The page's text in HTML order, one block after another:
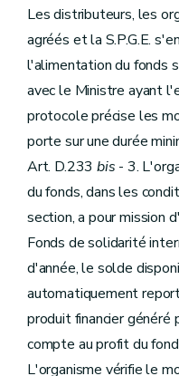
Les distributeurs, les
agréés et la S.P.G.E.
l'alimentation du fonds
avec le Ministre ayant
protocole précise les
porte sur une durée
Art. D.233bis - 3.
du fonds, dans les
section, a pour mission
Fonds de solidarité
d'année, le solde
automatiquement
produit financier
compte au profit du
L'organisme vérifie le